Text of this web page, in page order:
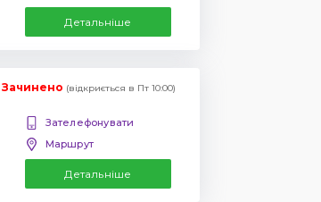
Детальніше
Зачинено (відкриється в Пт 10:00)
Зателефонувати
Маршрут
Детальніше